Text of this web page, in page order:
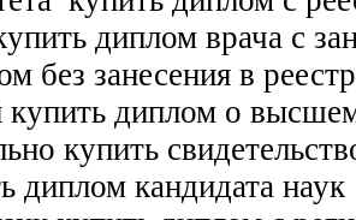
диплом врача с
без занесения в
купить диплом о
купить
диплом кандидата наук